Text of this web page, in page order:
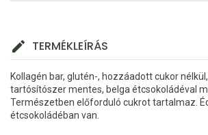
TERMÉKLEÍRÁS
Kollagén bar, glutén-, hozzáadott cukor
tartósítószer mentes, belga étcsokoládéval
Természetben előforduló cukrot tartalmaz.
étcsokoládéban van.